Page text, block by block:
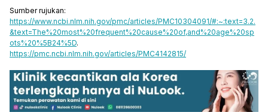
Sumber rujukan:
https://www.ncbi.nlm.nih.gov/pmc/articles/PMC10304091/#:~:text=3.2.
&text=The%20most%20frequent%20cause%20of,and%20age%20sp
ots%20%5B24%5D.
https://pmc.ncbi.nlm.nih.gov/articles/PMC4142815/